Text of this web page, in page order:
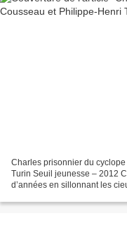
Charles prisonnier du
Turin Seuil jeunesse – 2012
d’années en sillonnant les